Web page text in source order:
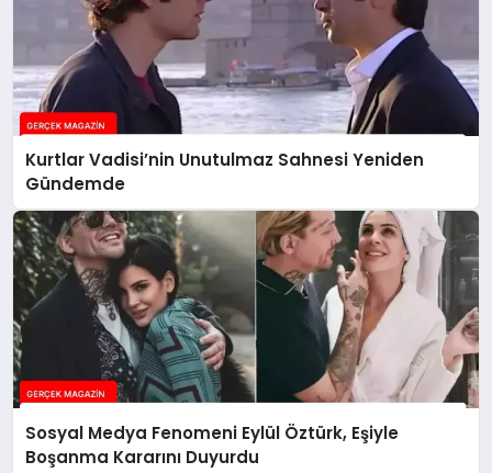
Kurtlar Vadisi’nin Unutulmaz Sahnesi Yeniden
Gündemde
Sosyal Medya Fenomeni Eylül Öztürk, Eşiyle
Boşanma Kararını Duyurdu